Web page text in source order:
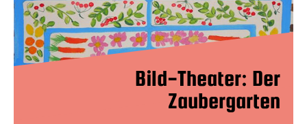
Bild-Theater: Der
Zaubergarten